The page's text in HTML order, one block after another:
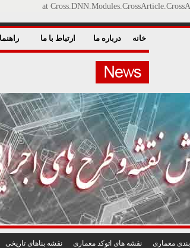
at
خانه درباره ما ارتباط با ما
معماری نقشه های اتوکد معماری نقشه بناهای تاريخی